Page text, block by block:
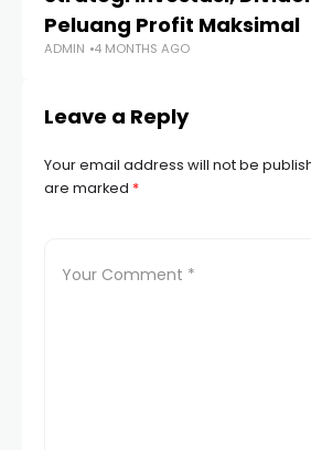
Peluang Profit Maksimal
ADMIN 4 MONTHS AGO
Leave a Reply
Your email address will not be
are marked *